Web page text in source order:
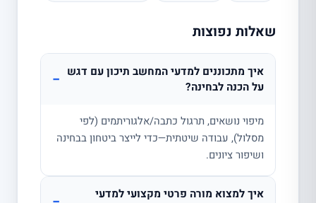
שאלות נפוצות
איך מתכוננים למדעי המחשב תיכון עם דגש
על הכנה לבחינה?
−
מיפוי נושאים, תרגול כתבה/אלגוריתמים (לפי
מסלול), עבודה שיטתית—כדי לייצר ביטחון בבחינה
ושיפור ציונים.
איך למצוא מורה פרטי מקצועי למדעי